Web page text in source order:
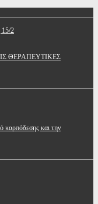
15/2
ΘΕΡΑΠΕΥΤΙΚΕΣ
καρπόδεσης και την